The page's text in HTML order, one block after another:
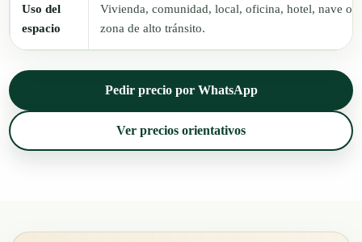
Uso del
espacio
Vivienda, comunidad, local, oficina, hotel, nave o
zona de alto tránsito.
Pedir precio por WhatsApp
Ver precios orientativos